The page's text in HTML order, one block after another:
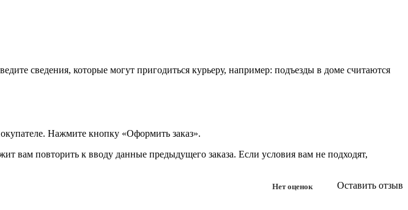
сведения, которые могут пригодиться курьеру, например: подъезды в доме считаются
Нажмите кнопку «Оформить заказ».
вам повторить к вводу данные предыдущего заказа. Если условия вам не подходят,
Нет оценок Оставить отзыв